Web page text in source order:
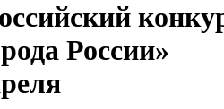
России»